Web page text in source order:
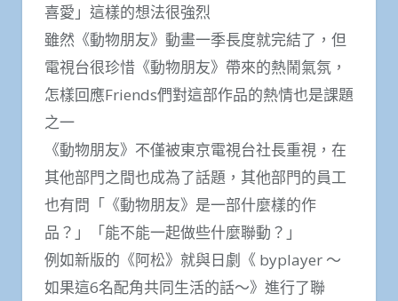
喜愛」這樣的想法很強烈
雖然《動物朋友》動畫一季長度就完結了，但
電視台很珍惜《動物朋友》帶來的熱鬧氣氛，
怎樣回應Friends們對這部作品的熱情也是課題
之一
《動物朋友》不僅被東京電視台社長重視，在
其他部門之間也成為了話題，其他部門的員工
也有問「《動物朋友》是一部什麼樣的作
品？」「能不能一起做些什麼聯動？」
例如新版的《阿松》就與日劇《 byplayer ～
如果這6名配角共同生活的話～》進行了聯